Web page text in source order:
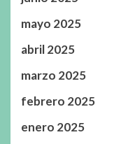
mayo 2025
abril 2025
marzo 2025
febrero 2025
enero 2025